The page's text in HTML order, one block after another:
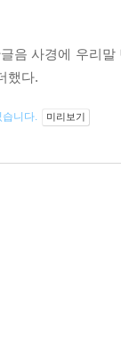
음 사경에 우리
했다.
습니다. 미리보기